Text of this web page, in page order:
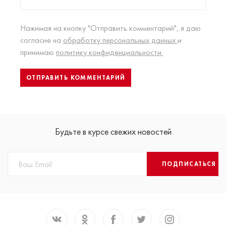
Нажимая на кнопку "Отправить комментарий", я даю
согласие на обработку персональных данных и
принимаю политику конфиденциальности.
Будьте в курсе свежих новостей
ПОДПИСАТЬСЯ